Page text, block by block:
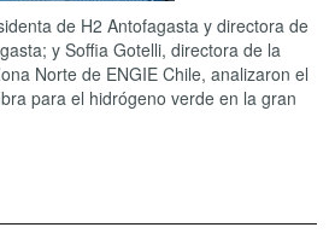
de H2 Antofagasta y directora de
y Soffia Gotelli, directora de la
Norte de ENGIE Chile, analizaron el
para el hidrógeno verde en la gran